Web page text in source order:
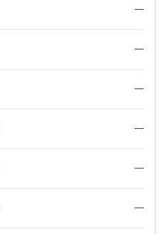
—
—
—
—
—
—